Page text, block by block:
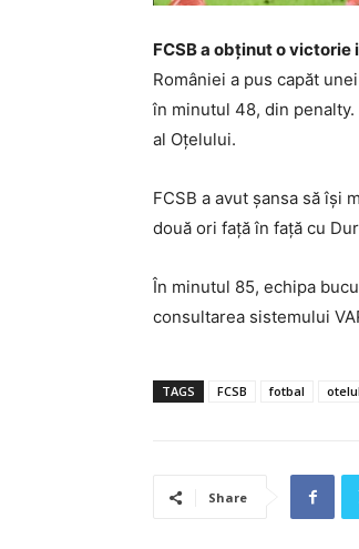
FCSB a obținut o victorie
României a pus capăt
în minutul 48, din
al Oțelului.
FCSB a avut șansa să își
două ori față în față cu
În minutul 85, echipa
consultarea sistemului
TAGS FCSB fotbal
Share